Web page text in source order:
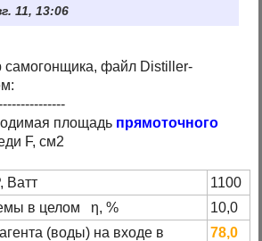
11, 13:06
самогонщика, файл Distiller-
площадь прямоточного
F, см2
Ватт
1100
в целом η, %
10,0
(воды) на входе в
78,0